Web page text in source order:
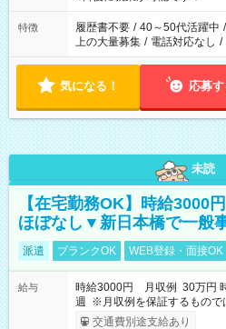
と、もう1つのお仕事の勤務
合は応募できません。
特徴 履歴書不要 / 40～50代活躍中 /
上の大量募集 / 電話対応なし /
気になる！ 応募す
未読
【在宅勤務OK】時給3000
ほぼなし▼新日本橋で一般
派遣 ブランクOK WEB登録・面接OK
給与
時給3000円 月収例 30万円
週 ※月収例を保証するもので
ービス利用可（利用条件有）
交通費別途支給あり